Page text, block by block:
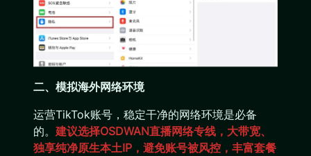
二、模拟海外网络环境
运营TikTok账号，稳定干净的网络环境是必备
的。 建议选择OSDWAN直播网络专线，大带宽、
独享纯净原生本土IP，避免账号被风控，丰富套餐